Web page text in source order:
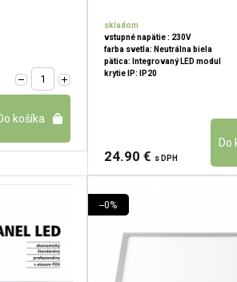
skladom
vstupné napätie : 230V
farba svetla: Neutrálna biela
pätica: Integrovaný LED modul
krytie IP: IP20
24.90 € s DPH
--0%